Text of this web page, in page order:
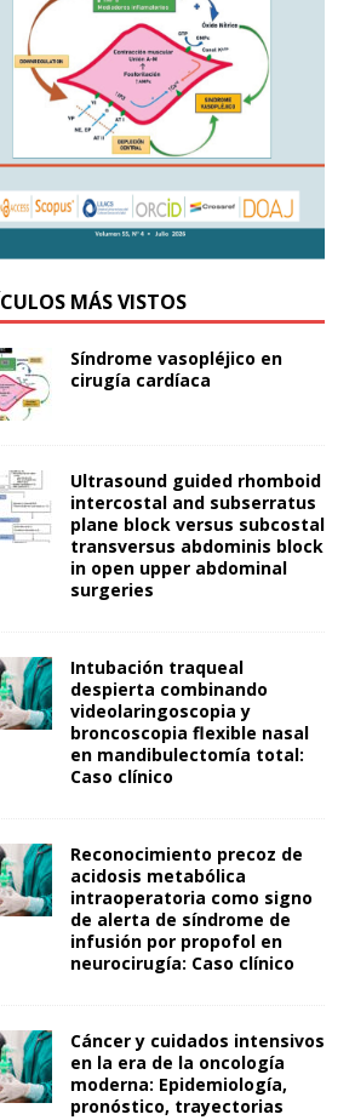
MÁS VISTOS
Síndrome vasopléjico en
cirugía cardíaca
Ultrasound guided rhomboid
intercostal and subserratus
plane block versus subcostal
transversus abdominis block
in open upper abdominal
surgeries
Intubación traqueal
despierta combinando
videolaringoscopia y
broncoscopia flexible nasal
en mandibulectomía total:
Caso clínico
Reconocimiento precoz de
acidosis metabólica
intraoperatoria como signo
de alerta de síndrome de
infusión por propofol en
neurocirugía: Caso clínico
Cáncer y cuidados intensivos
en la era de la oncología
moderna: Epidemiología,
pronóstico, trayectorias